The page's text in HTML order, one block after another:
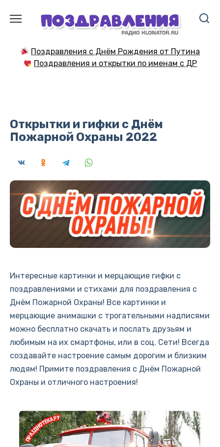
содержанию
Поздравления с Днём Рождения от Путина
Поздравления и открытки по именам с ДР
Открытки и гифки с Днём
Пожарной Охраны 2022
Интересные картинки и мерцающие гифки с
поздравлениями и стихами для поздравления с
Днём Пожарной Охраны! Все картинки и
мерцающие анимашки с трогательными надписями
можно бесплатно скачать и послать друзьям и
любимым на их смартфоны, или в соц. Сети! Всегда
создавайте настроение самым дорогим и близким
людям! Примите поздравления с Днём Пожарной
Охраны и отличного настроения!